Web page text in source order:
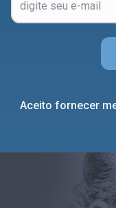
Aceito fornecer